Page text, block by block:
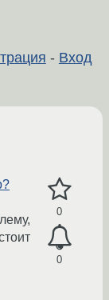
- Вход
0
0